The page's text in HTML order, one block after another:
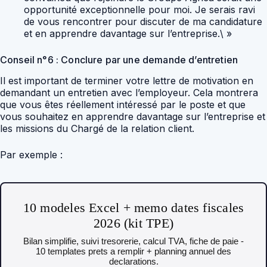
opportunité exceptionnelle pour moi. Je serais ravi
de vous rencontrer pour discuter de ma candidature
et en apprendre davantage sur l’entreprise.\ »
Conseil n°6 : Conclure par une demande d’entretien
Il est important de terminer votre lettre de motivation en
demandant un entretien avec l’employeur. Cela montrera
que vous êtes réellement intéressé par le poste et que
vous souhaitez en apprendre davantage sur l’entreprise et
les missions du Chargé de la relation client.
Par exemple :
10 modeles Excel + memo dates fiscales
2026 (kit TPE)
Bilan simplifie, suivi tresorerie, calcul TVA, fiche de paie -
10 templates prets a remplir + planning annuel des
declarations.